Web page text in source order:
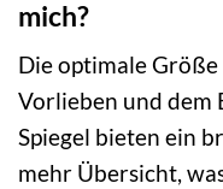
mich?
Die optimale
Vorlieben und dem
Spiegel bieten ein
mehr Übersicht,